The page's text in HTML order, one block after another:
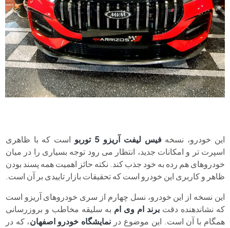
این خودرو، نسخه فیس لیفت آریزو 5 توربو
است که با ظاهری
اسپرت تر و امکانات جدید، انتظار می رود توجه بسیاری را در میان
خودروهای هم رده به خود جذب کند. نکته حائز اهمیت همه پسند بودن
ظاهر و کاربری این خودرو است که تحقیقات بازار تاییدی بر آن است.
این نسخه از این خودرو، نسل چهارم از سری خودروهای آریزو است
که نشاندهنده دقت برند ام وی ام به سلیقه مخاطب و بروزرسانی
همگام با آن است. این موضوع در نمایشگاه خودرو اصفهان، که در